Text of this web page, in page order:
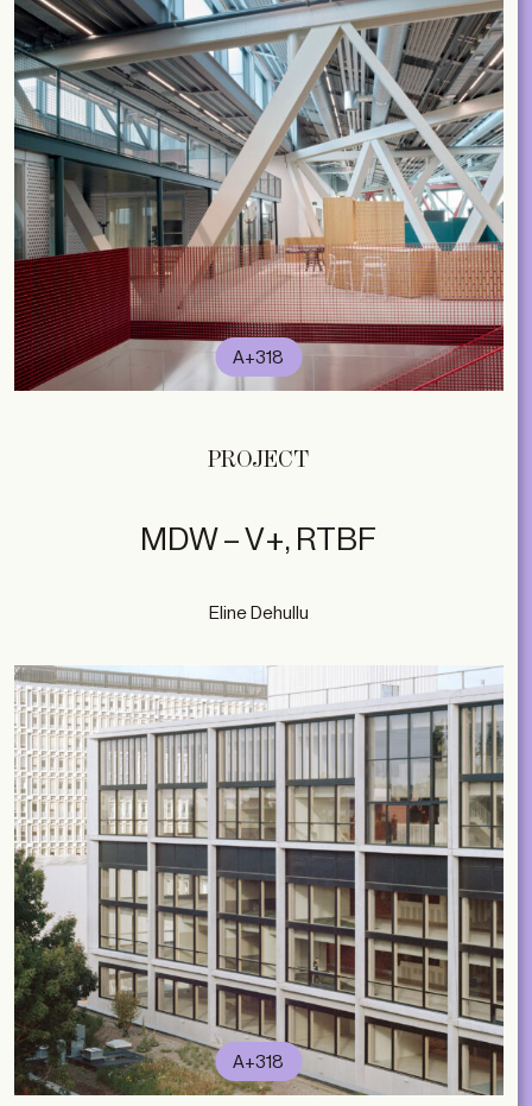
A+318
PROJECT
MDW – V+, RTBF
Eline Dehullu
A+318